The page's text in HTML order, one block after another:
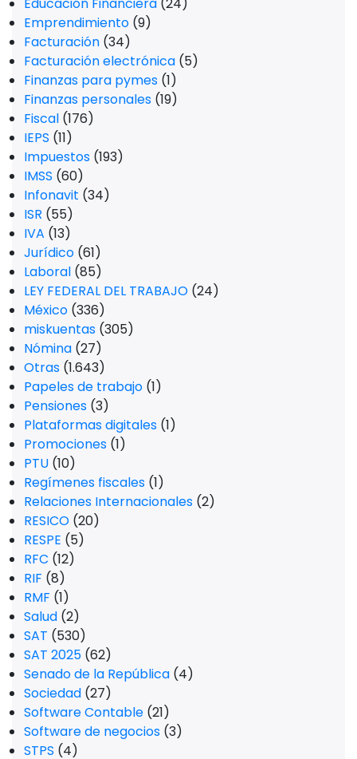
Emprendimiento (9)
Facturación (34)
Facturación electrónica (5)
Finanzas para pymes (1)
Finanzas personales (19)
Fiscal (176)
IEPS (11)
Impuestos (193)
IMSS (60)
Infonavit (34)
ISR (55)
IVA (13)
Jurídico (61)
Laboral (85)
LEY FEDERAL DEL TRABAJO (24)
México (336)
miskuentas (305)
Nómina (27)
Otras (1.643)
Papeles de trabajo (1)
Pensiones (3)
Plataformas digitales (1)
Promociones (1)
PTU (10)
Regímenes fiscales (1)
Relaciones Internacionales (2)
RESICO (20)
RESPE (5)
RFC (12)
RIF (8)
RMF (1)
Salud (2)
SAT (530)
SAT 2025 (62)
Senado de la República (4)
Sociedad (27)
Software Contable (21)
Software de negocios (3)
STPS (4)